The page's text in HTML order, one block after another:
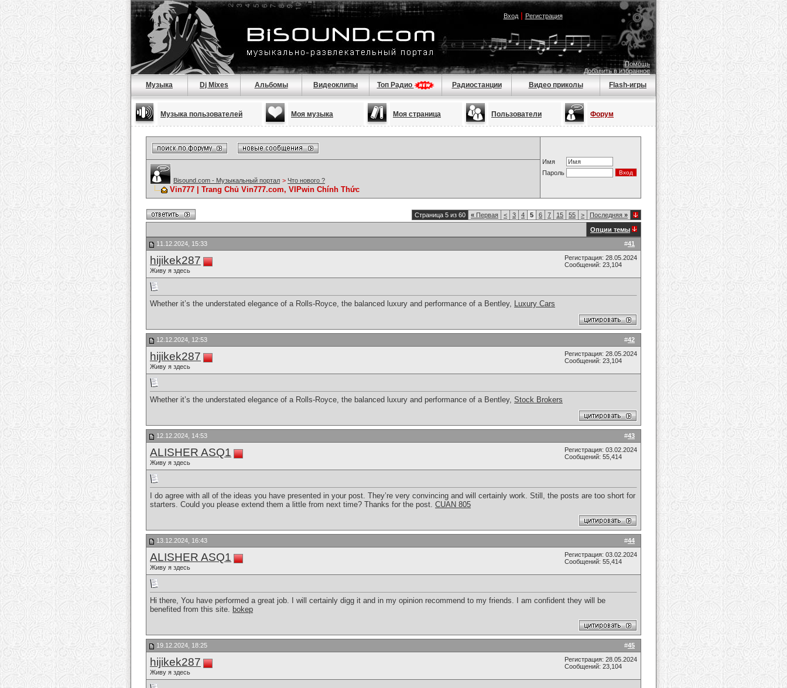
Вход| Регистрация
Помощь
Добавить в избранное
Музыка Dj Mixes Альбомы Видеоклипы Топ Радио Радиостанции Видео приколы Flash-игры
Музыка пользователей Моя музыка Моя страница Пользователи Форум
Имя
Пароль
Bisound.com - Музыкальный портал > Что нового ?
Vin777 | Trang Chủ Vin777.com, VIPwin Chính Thức
Страница 5 из 60 « Первая < 3 4 5 6 7 15 55 > Последняя »
Опции темы
#41
11.12.2024, 15:33
hijikek287
Живу я здесь
Регистрация: 28.05.2024
Сообщений: 23,104
Whether it’s the understated elegance of a Rolls-Royce, the balanced luxury and performance of a Bentley, Luxury Cars
#42
12.12.2024, 12:53
hijikek287
Живу я здесь
Регистрация: 28.05.2024
Сообщений: 23,104
Whether it’s the understated elegance of a Rolls-Royce, the balanced luxury and performance of a Bentley, Stock Brokers
#43
12.12.2024, 14:53
ALISHER ASQ1
Живу я здесь
Регистрация: 03.02.2024
Сообщений: 55,414
I do agree with all of the ideas you have presented in your post. They’re very convincing and will certainly work. Still, the posts are too short for
starters. Could you please extend them a little from next time? Thanks for the post. CUAN 805
#44
13.12.2024, 16:43
ALISHER ASQ1
Живу я здесь
Регистрация: 03.02.2024
Сообщений: 55,414
Hi there, You have performed a great job. I will certainly digg it and in my opinion recommend to my friends. I am confident they will be
benefited from this site. bokep
#45
19.12.2024, 18:25
hijikek287
Живу я здесь
Регистрация: 28.05.2024
Сообщений: 23,104